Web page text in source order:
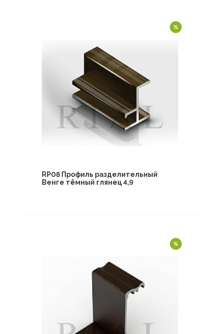
RP08 Профиль разделительный
Венге тёмный глянец 4,9